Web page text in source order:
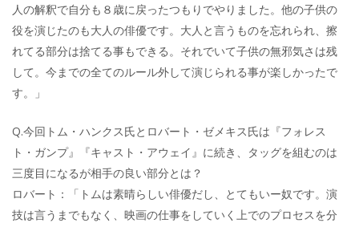
人の解釈で自分も８歳に戻ったつもりでやりました。他の子供の
役を演じたのも大人の俳優です。大人と言うものを忘れられ、擦
れてる部分は捨てる事もできる。それでいて子供の無邪気さは残
して。今までの全てのルール外して演じられる事が楽しかったで
す。」
Q.今回トム・ハンクス氏とロバート・ゼメキス氏は『フォレス
ト・ガンプ』『キャスト・アウェイ』に続き、タッグを組むのは
三度目になるが相手の良い部分とは？
ロバート：「トムは素晴らしい俳優だし、とてもいー奴です。演
技は言うまでもなく、映画の仕事をしていく上でのプロセスを分